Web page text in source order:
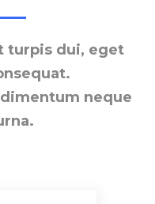
turpis dui, eget
neque